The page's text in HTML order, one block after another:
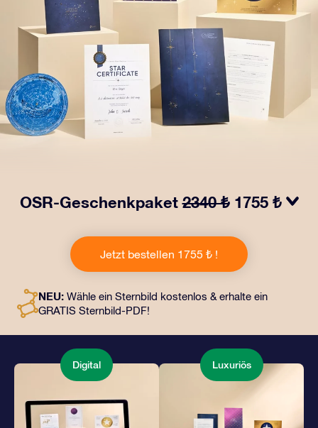
OSR-Geschenkpaket2340 ₺ 1755 ₺
Geschenkpaket! Dieses Geschenk enthält einen
schönen Umschlag und personalisierte Dokumente, die
an eine Adresse Ihrer Wahl gesendet werden, sowie
unserer Apps. Es ist eine zauberhafte Art, Freunden und
Liebsten ein unvergängliches Geschenk zu
Jetzt bestellen 1755 ₺ !
NEU: Wähle ein Sternbild kostenlos & erhalte ein
GRATIS Sternbild-PDF!
Digital Luxuriös